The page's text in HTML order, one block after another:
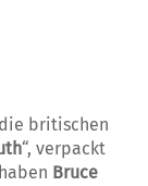
britischen
“, verpackt
Bruce